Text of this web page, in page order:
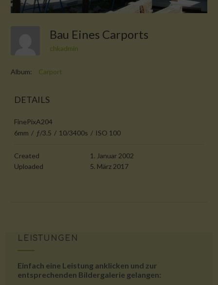
Bau Eines Carports
chkadmin
Album: Carport
DETAILS
FinePixA204
6mm / ƒ/3.5 / 10/3400s / ISO 100
Created
1. Januar 2002
Uploaded
5. März 2017
LEISTUNGEN
Einfach eine Leistung anklicken und zur
entsprechenden Bildergalerie gelangen: